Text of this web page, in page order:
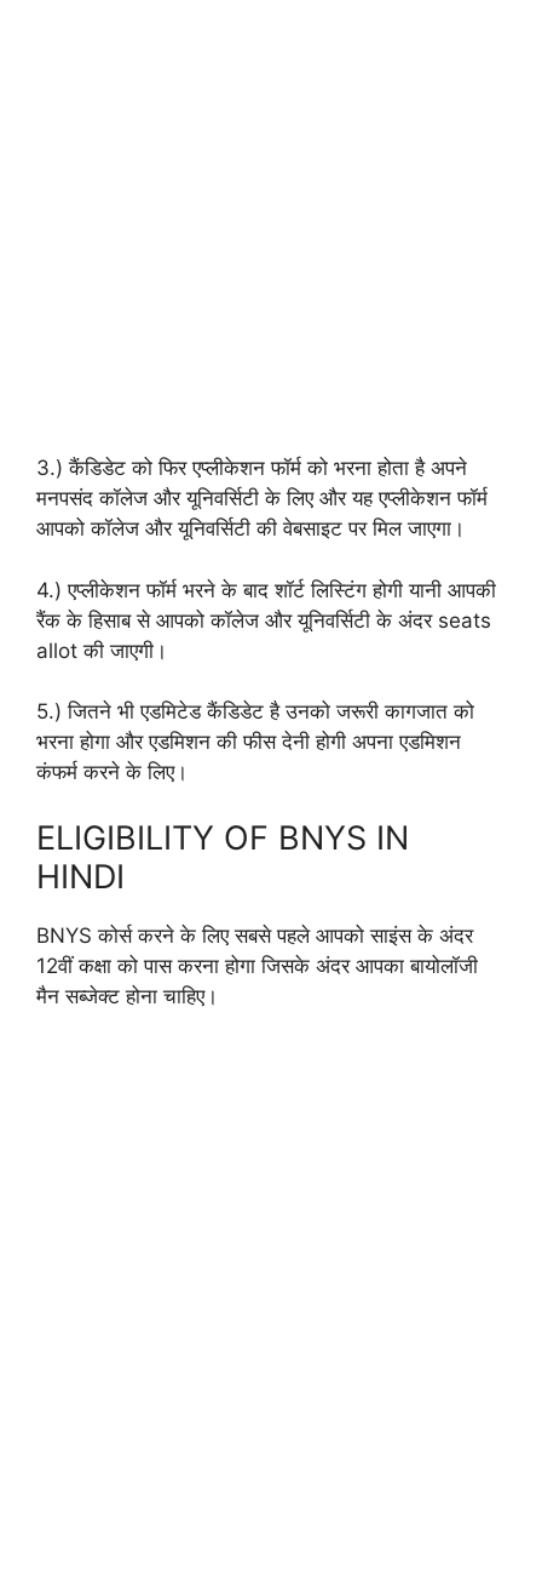
3.) कैंडिडेट को फिर एप्लीकेशन फॉर्म को भरना होता है अपने
मनपसंद कॉलेज और यूनिवर्सिटी के लिए और यह एप्लीकेशन फॉर्म
आपको कॉलेज और यूनिवर्सिटी की वेबसाइट पर मिल जाएगा।
4.) एप्लीकेशन फॉर्म भरने के बाद शॉर्ट लिस्टिंग होगी यानी आपकी
रैंक के हिसाब से आपको कॉलेज और यूनिवर्सिटी के अंदर seats
allot की जाएगी।
5.) जितने भी एडमिटेड कैंडिडेट है उनको जरूरी कागजात को
भरना होगा और एडमिशन की फीस देनी होगी अपना एडमिशन
कंफर्म करने के लिए।
ELIGIBILITY OF BNYS IN
HINDI
BNYS कोर्स करने के लिए सबसे पहले आपको साइंस के अंदर
12वीं कक्षा को पास करना होगा जिसके अंदर आपका बायोलॉजी
मैन सब्जेक्ट होना चाहिए।